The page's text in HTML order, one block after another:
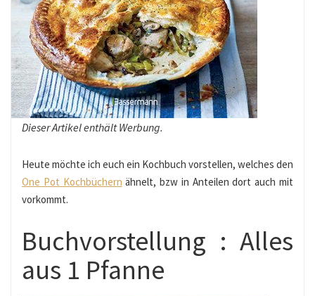
Dieser Artikel enthält Werbung.
Heute möchte ich euch ein Kochbuch vorstellen, welches den
One Pot Kochbüchern ähnelt, bzw in Anteilen dort auch mit
vorkommt.
Buchvorstellung : Alles
aus 1 Pfanne